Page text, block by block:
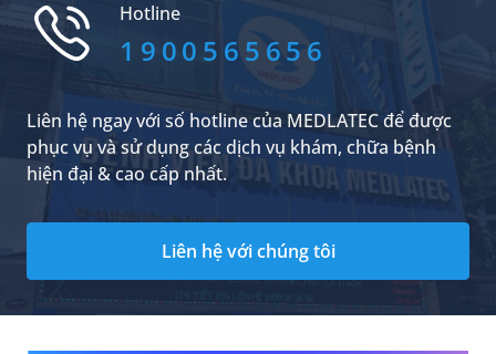
những lưu ý bạn không nên bỏ qua.
Hotline
1900565656
Liên hệ ngay với số hotline của MEDLATEC để được
phục vụ và sử dụng các dịch vụ khám, chữa bệnh
hiện đại & cao cấp nhất.
Liên hệ với chúng tôi